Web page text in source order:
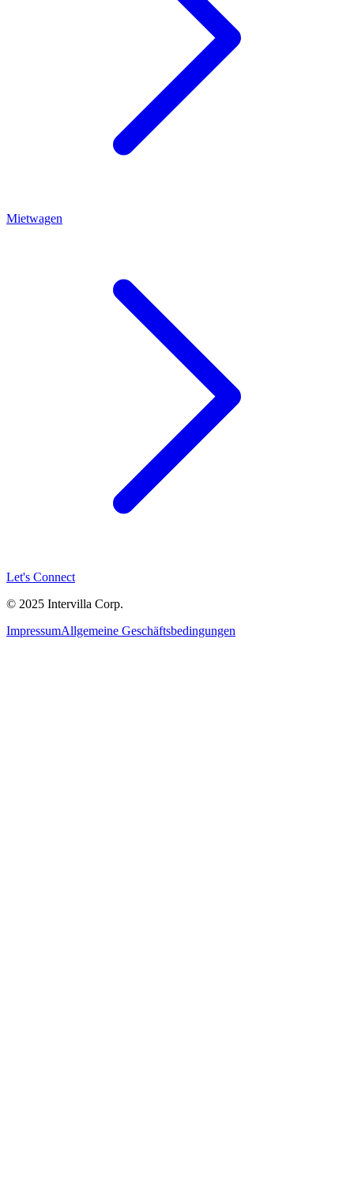
Mietwagen
Let's Connect
© 2025 Intervilla Corp.
ImpressumAllgemeine Geschäftsbedingungen